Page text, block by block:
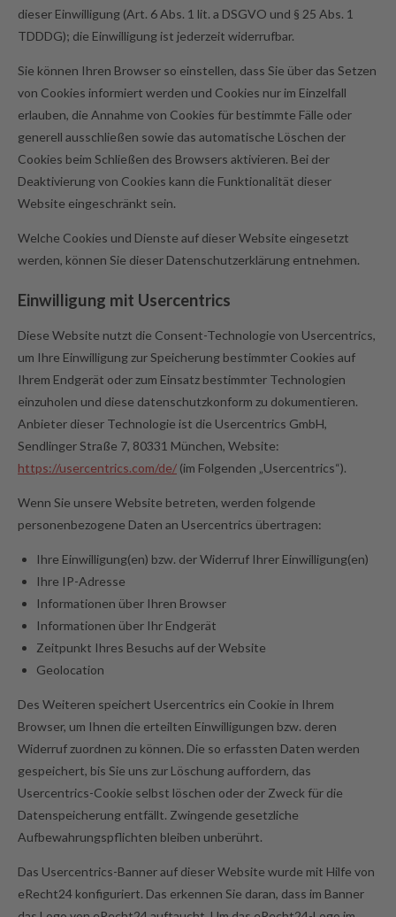
dieser Einwilligung (Art. 6 Abs. 1 lit. a DSGVO und § 25 Abs. 1
TDDDG); die Einwilligung ist jederzeit widerrufbar.
Sie können Ihren Browser so einstellen, dass Sie über das Setzen
von Cookies informiert werden und Cookies nur im Einzelfall
erlauben, die Annahme von Cookies für bestimmte Fälle oder
generell ausschließen sowie das automatische Löschen der
Cookies beim Schließen des Browsers aktivieren. Bei der
Deaktivierung von Cookies kann die Funktionalität dieser
Website eingeschränkt sein.
Welche Cookies und Dienste auf dieser Website eingesetzt
werden, können Sie dieser Datenschutzerklärung entnehmen.
Einwilligung mit Usercentrics
Diese Website nutzt die Consent-Technologie von Usercentrics,
um Ihre Einwilligung zur Speicherung bestimmter Cookies auf
Ihrem Endgerät oder zum Einsatz bestimmter Technologien
einzuholen und diese datenschutzkonform zu dokumentieren.
Anbieter dieser Technologie ist die Usercentrics GmbH,
Sendlinger Straße 7, 80331 München, Website:
https://usercentrics.com/de/ (im Folgenden „Usercentrics“).
Wenn Sie unsere Website betreten, werden folgende
personenbezogene Daten an Usercentrics übertragen:
Ihre Einwilligung(en) bzw. der Widerruf Ihrer Einwilligung(en)
Ihre IP-Adresse
Informationen über Ihren Browser
Informationen über Ihr Endgerät
Zeitpunkt Ihres Besuchs auf der Website
Geolocation
Des Weiteren speichert Usercentrics ein Cookie in Ihrem
Browser, um Ihnen die erteilten Einwilligungen bzw. deren
Widerruf zuordnen zu können. Die so erfassten Daten werden
gespeichert, bis Sie uns zur Löschung auffordern, das
Usercentrics-Cookie selbst löschen oder der Zweck für die
Datenspeicherung entfällt. Zwingende gesetzliche
Aufbewahrungspflichten bleiben unberührt.
Das Usercentrics-Banner auf dieser Website wurde mit Hilfe von
eRecht24 konfiguriert. Das erkennen Sie daran, dass im Banner